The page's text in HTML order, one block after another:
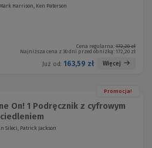
Harrison, Ken Paterson
Cena regularna: 172,20 zł
Najniższa cena z 30 dni przed obniżką: 172,20 zł
Już od: 163,59 zł Więcej
Promocja!
On! 1 Podręcznik z cyfrowym
Sileci, Patrick Jackson